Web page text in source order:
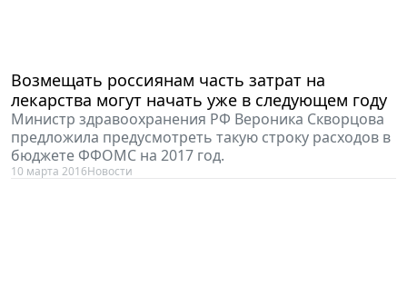
Возмещать россиянам часть затрат на
лекарства могут начать уже в следующем году
Министр здравоохранения РФ Вероника Скворцова
предложила предусмотреть такую строку расходов в
бюджете ФФОМС на 2017 год.
10 марта 2016Новости